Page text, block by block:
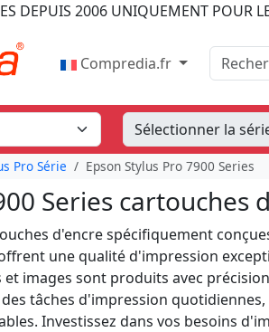
DEPUIS 2006 UNIQUEMENT POUR
Compredia.fr
Pro Série Epson Stylus Pro 7900 Series
Series cartouches
d'encre spécifiquement
une qualité d'impression
images sont produits avec
tâches d'impression
Investissez dans vos besoins